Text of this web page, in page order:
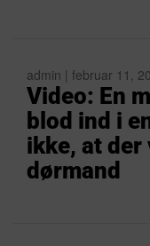
admin | februar 11,
Video: En
blod ind i
ikke, at der
dørmand